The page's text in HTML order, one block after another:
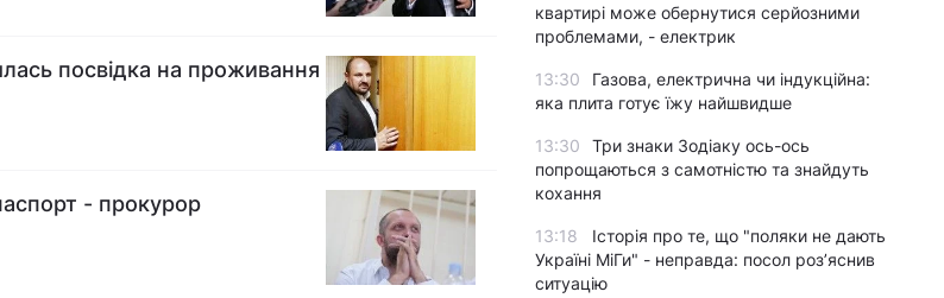
посвідка на проживання
- прокурор
квартирі може обернутися серйозними
проблемами, - електрик
13:30
Газова, електрична чи індукційна:
яка плита готує їжу найшвидше
13:30
Три знаки Зодіаку ось-ось
попрощаються з самотністю та знайдуть
кохання
13:18
Історія про те, що "поляки не дають
Україні МіГи" - неправда: посол роз’яснив
ситуацію